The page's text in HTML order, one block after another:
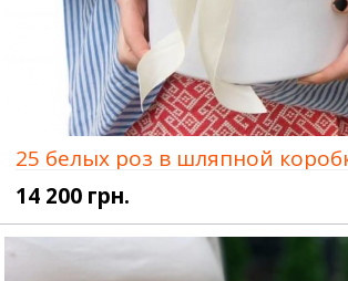
25 белых роз в шляпной
14 200 грн.